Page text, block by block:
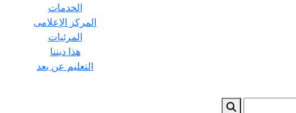
الخدمات
المركز الإعلامى
المرئيات
هذا ديننا
التعليم عن بعد